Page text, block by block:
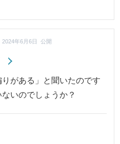
2024年6月6日 公開
りがある」と聞いたのです
いのでしょうか？